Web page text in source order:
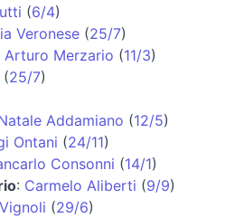
(6/4)
Veronese (25/7)
Arturo Merzario (11/3)
(25/7)
Addamiano (12/5)
Ontani (24/11)
Consonni (14/1)
: Carmelo Aliberti (9/9)
(29/6)